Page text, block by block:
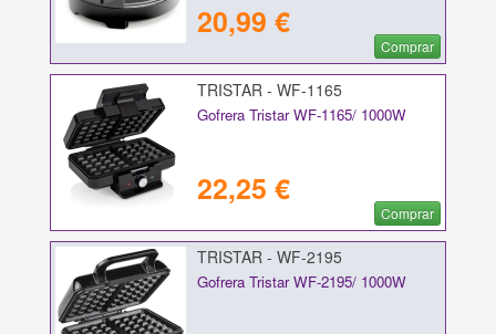
20,99 €
Comprar
TRISTAR - WF-1165
Gofrera Tristar WF-1165/ 1000W
22,25 €
Comprar
TRISTAR - WF-2195
Gofrera Tristar WF-2195/ 1000W